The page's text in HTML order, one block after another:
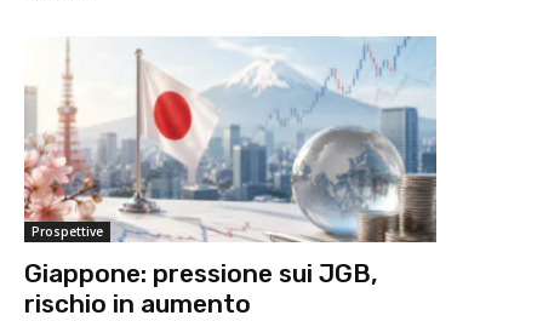
Prospettive
Giappone: pressione sui JGB,
rischio in aumento